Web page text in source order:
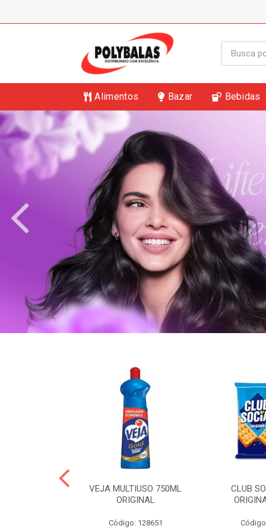
Alimentos Bazar Bebidas
VEJA MULTIUSO 750ML
ORIGINAL
Código: 128651
CLUB